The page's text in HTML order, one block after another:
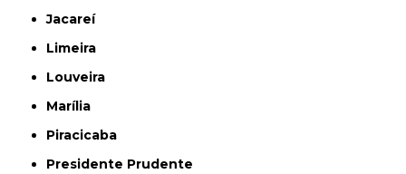
Jacareí
Limeira
Louveira
Marília
Piracicaba
Presidente Prudente